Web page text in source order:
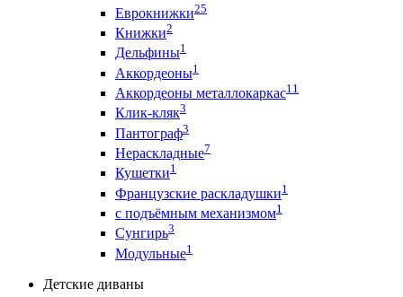
Еврокнижки25
Книжки2
Дельфины1
Аккордеоны1
Аккордеоны металлокаркас11
Клик-кляк3
Пантограф3
Нераскладные7
Кушетки1
Французские раскладушки1
с подъёмным механизмом1
Сунгирь3
Модульные1
Детские диваны